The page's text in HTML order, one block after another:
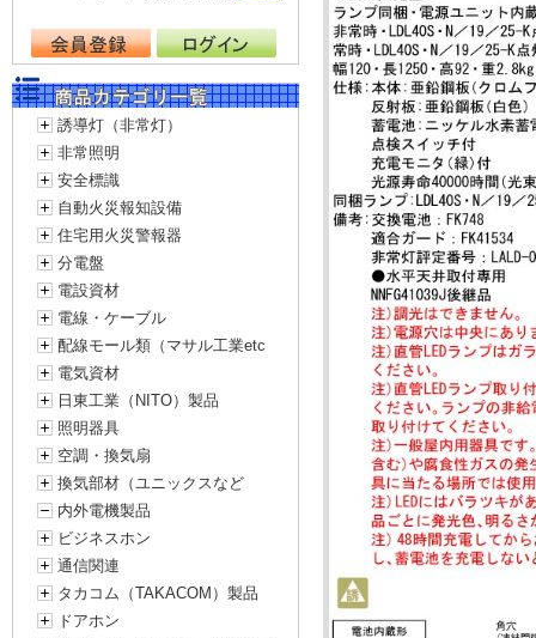
誘導灯（非常灯）
非常照明
安全標識
自動火災報知設備
住宅用火災警報器
分電盤
電設資材
電線・ケーブル
配線モール類（マサル工業etc
電気資材
日東工業（NITO）製品
照明器具
空調・換気扇
換気部材（ユニックスなど
内外電機製品
ビジネスホン
通信関連
タカコム（TAKACOM）製品
ドアホン